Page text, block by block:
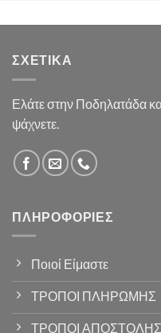
ΣΧΕΤΙΚΆ
Ελάτε στην Ποδηλατάδα
ψάχνετε.
ΠΛΗΡΟΦΟΡΊΕΣ
Ποιοί Είμαστε
ΤΡΟΠΟΙ ΠΛΗΡΩΜΗΣ
ΤΡΟΠΟΙ ΑΠΟΣΤΟΛΗΣ